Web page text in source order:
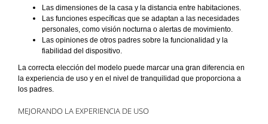
Las dimensiones de la casa y la distancia entre habitaciones.
Las funciones específicas que se adaptan a las necesidades
personales, como visión nocturna o alertas de movimiento.
Las opiniones de otros padres sobre la funcionalidad y la
fiabilidad del dispositivo.
La correcta elección del modelo puede marcar una gran diferencia en
la experiencia de uso y en el nivel de tranquilidad que proporciona a
los padres.
MEJORANDO LA EXPERIENCIA DE USO